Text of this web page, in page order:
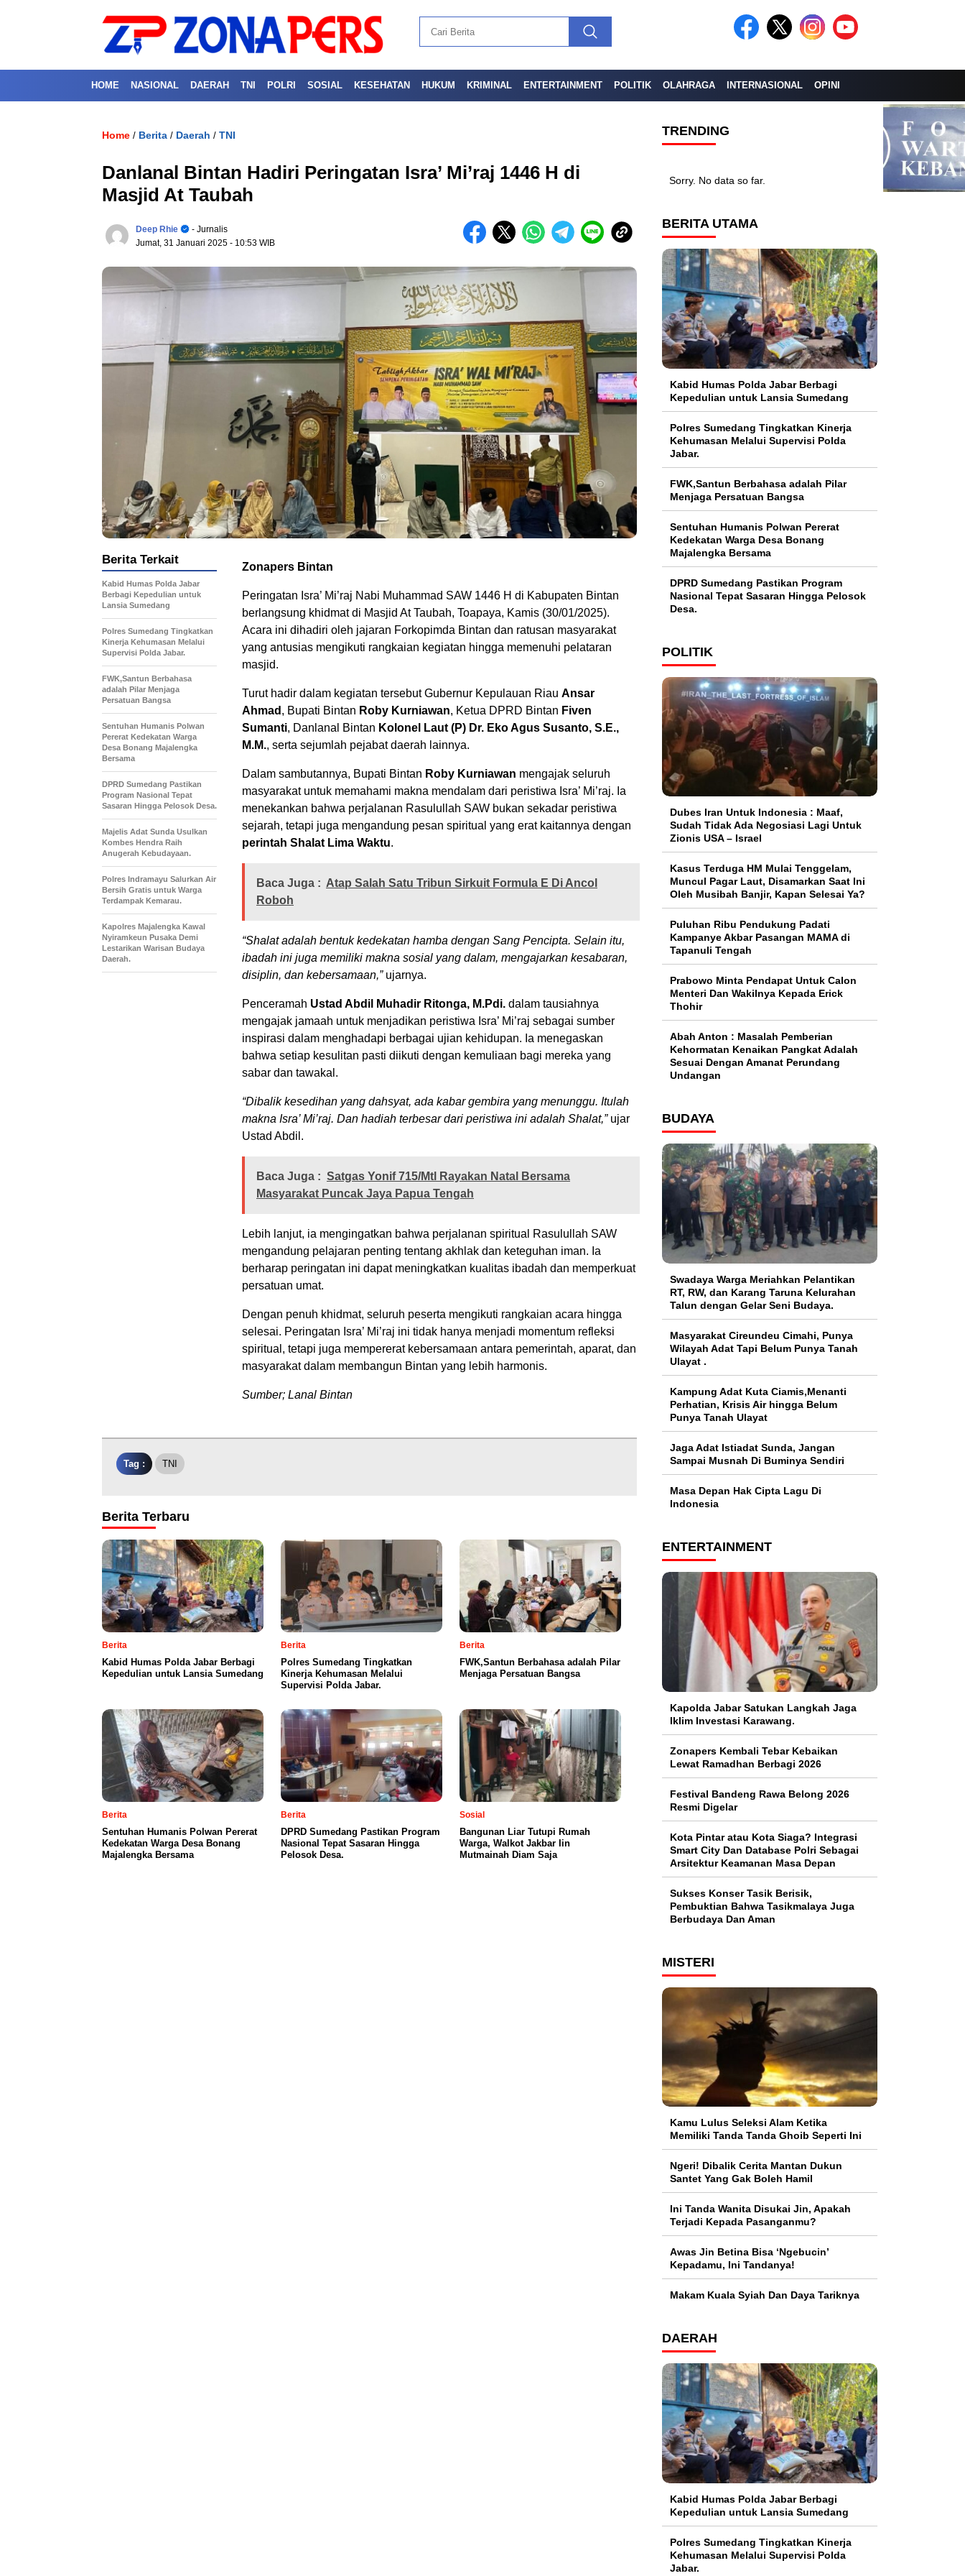
HOME NASIONAL DAERAH TNI POLRI SOSIAL KESEHATAN HUKUM KRIMINAL ENTERTAINMENT POLITIK OLAHRAGA INTERNASIONAL OPINI
Home / Berita / Daerah / TNI
Danlanal Bintan Hadiri Peringatan Isra’ Mi’raj 1446 H di
Masjid At Taubah
Deep Rhie
- Jurnalis
Jumat, 31 Januari 2025 - 10:53 WIB
Zonapers Bintan
Peringatan Isra’ Mi’raj Nabi Muhammad SAW 1446 H di Kabupaten Bintan
berlangsung khidmat di Masjid At Taubah, Toapaya, Kamis (30/01/2025).
Acara ini dihadiri oleh jajaran Forkopimda Bintan dan ratusan masyarakat
yang antusias mengikuti rangkaian kegiatan hingga memenuhi pelataran
masjid.
Turut hadir dalam kegiatan tersebut Gubernur Kepulauan Riau Ansar
Ahmad , Bupati Bintan Roby Kurniawan, Ketua DPRD Bintan Fiven
Sumanti, Danlanal Bintan Kolonel Laut (P) Dr. Eko Agus Susanto, S.E.,
M.M., serta sejumlah pejabat daerah lainnya.
Dalam sambutannya, Bupati Bintan Roby Kurniawan mengajak seluruh
masyarakat untuk memahami makna mendalam dari peristiwa Isra’ Mi’raj. Ia
menekankan bahwa perjalanan Rasulullah SAW bukan sekadar peristiwa
sejarah, tetapi juga mengandung pesan spiritual yang erat kaitannya dengan
perintah Shalat Lima Waktu.
Baca Juga : Atap Salah Satu Tribun Sirkuit Formula E Di Ancol
Roboh
“Shalat adalah bentuk kedekatan hamba dengan Sang Pencipta. Selain itu,
ibadah ini juga memiliki makna sosial yang dalam, mengajarkan kesabaran,
disiplin, dan kebersamaan,”ujarnya.
Penceramah Ustad Abdil Muhadir Ritonga, M.Pdi. dalam tausiahnya
mengajak jamaah untuk menjadikan peristiwa Isra’ Mi’raj sebagai sumber
inspirasi dalam menghadapi berbagai ujian kehidupan. Ia menegaskan
bahwa setiap kesulitan pasti diikuti dengan kemuliaan bagi mereka yang
sabar dan tawakal.
“Dibalik kesedihan yang dahsyat, ada kabar gembira yang menunggu. Itulah
makna Isra’ Mi’raj. Dan hadiah terbesar dari peristiwa ini adalah Shalat,”ujar
Ustad Abdil.
Baca Juga : Satgas Yonif 715/Mtl Rayakan Natal Bersama
Masyarakat Puncak Jaya Papua Tengah
Lebih lanjut, ia mengingatkan bahwa perjalanan spiritual Rasulullah SAW
mengandung pelajaran penting tentang akhlak dan keteguhan iman. Ia
berharap peringatan ini dapat meningkatkan kualitas ibadah dan memperkuat
persatuan umat.
Dengan penuh khidmat, seluruh peserta mengikuti rangkaian acara hingga
selesai. Peringatan Isra’ Mi’raj ini tidak hanya menjadi momentum refleksi
spiritual, tetapi juga mempererat kebersamaan antara pemerintah, aparat, dan
masyarakat dalam membangun Bintan yang lebih harmonis.
Sumber; Lanal Bintan
Berita Terkait
Kabid Humas Polda Jabar
Berbagi Kepedulian untuk
Lansia Sumedang
Polres Sumedang Tingkatkan
Kinerja Kehumasan Melalui
Supervisi Polda Jabar.
FWK,Santun Berbahasa
adalah Pilar Menjaga
Persatuan Bangsa
Sentuhan Humanis Polwan
Pererat Kedekatan Warga
Desa Bonang Majalengka
Bersama
DPRD Sumedang Pastikan
Program Nasional Tepat
Sasaran Hingga Pelosok Desa.
Majelis Adat Sunda Usulkan
Kombes Hendra Raih
Anugerah Kebudayaan.
Polres Indramayu Salurkan Air
Bersih Gratis untuk Warga
Terdampak Kemarau.
Kapolres Majalengka Kawal
Nyiramkeun Pusaka Demi
Lestarikan Warisan Budaya
Daerah.
Tag : TNI
Berita Terbaru
Berita
Kabid Humas Polda Jabar Berbagi
Kepedulian untuk Lansia Sumedang
Berita
Polres Sumedang Tingkatkan
Kinerja Kehumasan Melalui
Supervisi Polda Jabar.
Berita
FWK,Santun Berbahasa adalah Pilar
Menjaga Persatuan Bangsa
Berita
Sentuhan Humanis Polwan Pererat
Kedekatan Warga Desa Bonang
Majalengka Bersama
Berita
DPRD Sumedang Pastikan Program
Nasional Tepat Sasaran Hingga
Pelosok Desa.
Sosial
Bangunan Liar Tutupi Rumah
Warga, Walkot Jakbar Iin
Mutmainah Diam Saja
TRENDING
Sorry. No data so far.
BERITA UTAMA
Kabid Humas Polda Jabar Berbagi
Kepedulian untuk Lansia Sumedang
Polres Sumedang Tingkatkan Kinerja
Kehumasan Melalui Supervisi Polda
Jabar.
FWK,Santun Berbahasa adalah Pilar
Menjaga Persatuan Bangsa
Sentuhan Humanis Polwan Pererat
Kedekatan Warga Desa Bonang
Majalengka Bersama
DPRD Sumedang Pastikan Program
Nasional Tepat Sasaran Hingga Pelosok
Desa.
POLITIK
Dubes Iran Untuk Indonesia : Maaf,
Sudah Tidak Ada Negosiasi Lagi Untuk
Zionis USA – Israel
Kasus Terduga HM Mulai Tenggelam,
Muncul Pagar Laut, Disamarkan Saat Ini
Oleh Musibah Banjir, Kapan Selesai Ya?
Puluhan Ribu Pendukung Padati
Kampanye Akbar Pasangan MAMA di
Tapanuli Tengah
Prabowo Minta Pendapat Untuk Calon
Menteri Dan Wakilnya Kepada Erick
Thohir
Abah Anton : Masalah Pemberian
Kehormatan Kenaikan Pangkat Adalah
Sesuai Dengan Amanat Perundang
Undangan
BUDAYA
Swadaya Warga Meriahkan Pelantikan
RT, RW, dan Karang Taruna Kelurahan
Talun dengan Gelar Seni Budaya.
Masyarakat Cireundeu Cimahi, Punya
Wilayah Adat Tapi Belum Punya Tanah
Ulayat .
Kampung Adat Kuta Ciamis,Menanti
Perhatian, Krisis Air hingga Belum
Punya Tanah Ulayat
Jaga Adat Istiadat Sunda, Jangan
Sampai Musnah Di Buminya Sendiri
Masa Depan Hak Cipta Lagu Di
Indonesia
ENTERTAINMENT
Kapolda Jabar Satukan Langkah Jaga
Iklim Investasi Karawang.
Zonapers Kembali Tebar Kebaikan
Lewat Ramadhan Berbagi 2026
Festival Bandeng Rawa Belong 2026
Resmi Digelar
Kota Pintar atau Kota Siaga? Integrasi
Smart City Dan Database Polri Sebagai
Arsitektur Keamanan Masa Depan
Sukses Konser Tasik Berisik,
Pembuktian Bahwa Tasikmalaya Juga
Berbudaya Dan Aman
MISTERI
Kamu Lulus Seleksi Alam Ketika
Memiliki Tanda Tanda Ghoib Seperti Ini
Ngeri! Dibalik Cerita Mantan Dukun
Santet Yang Gak Boleh Hamil
Ini Tanda Wanita Disukai Jin, Apakah
Terjadi Kepada Pasanganmu?
Awas Jin Betina Bisa ‘Ngebucin’
Kepadamu, Ini Tandanya!
Makam Kuala Syiah Dan Daya Tariknya
DAERAH
Kabid Humas Polda Jabar Berbagi
Kepedulian untuk Lansia Sumedang
Polres Sumedang Tingkatkan Kinerja
Kehumasan Melalui Supervisi Polda
Jabar.